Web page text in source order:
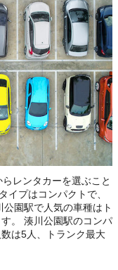
レンタカーを選ぶこと
イプはコンパクトで、
園駅で人気の車種はト
。 湊川公園駅のコンパ
は5人、トランク最大